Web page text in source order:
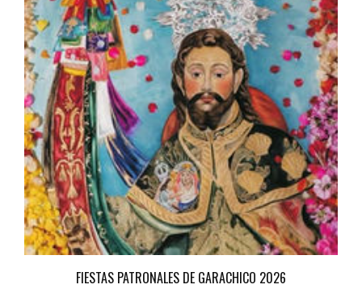
FIESTAS PATRONALES DE GARACHICO 2026